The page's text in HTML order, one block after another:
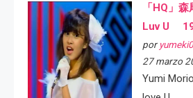
「HQ」
Luv U
por
27 marzo
Yumi